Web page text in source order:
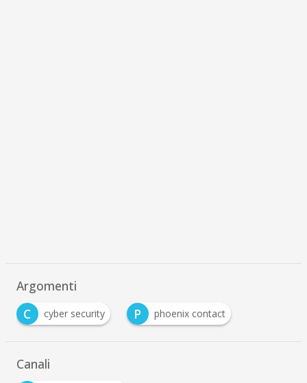
Argomenti
C
cyber security P phoenix contact
Canali